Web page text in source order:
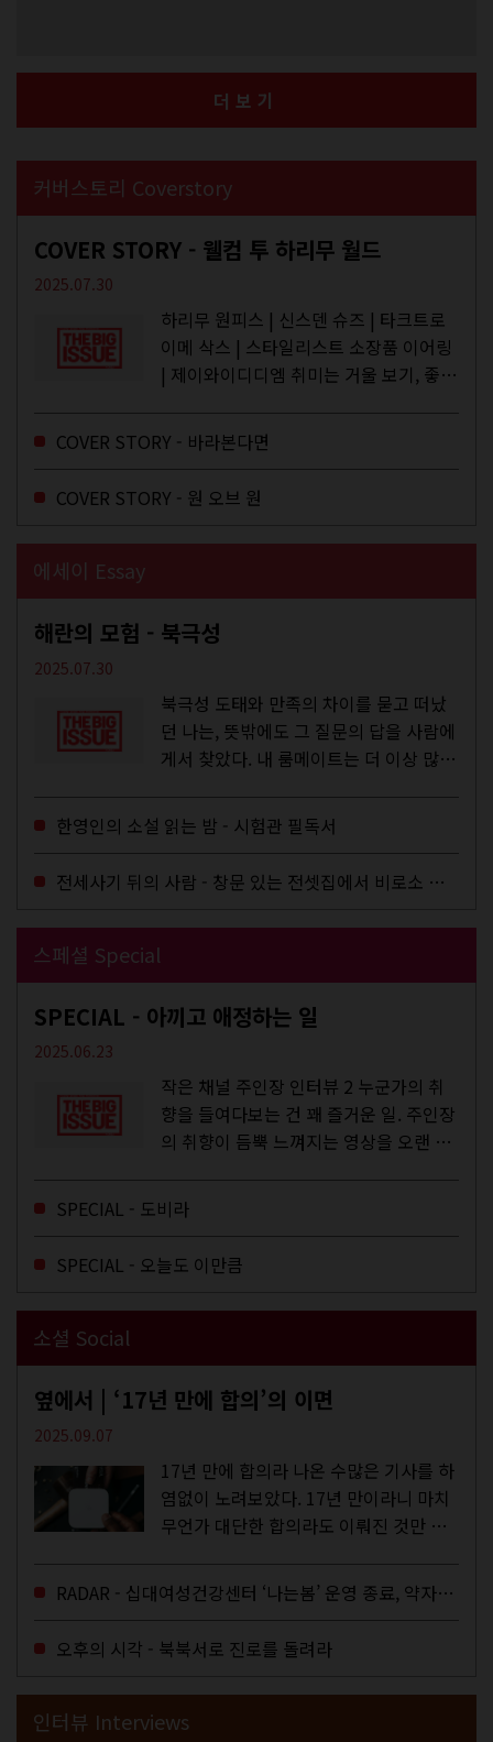
더보기
커버스토리 Coverstory
COVER STORY - 웰컴 투 하리무 월드
2025.07.30
하리무 원피스 | 신스덴 슈즈 | 타크트로
이메 삭스 | 스타일리스트 소장품 이어링
| 제이와이디디엠 취미는 거울 보기, 좋아
주와...
COVER STORY - 바라본다면
COVER STORY - 원 오브 원
에세이 Essay
해란의 모험 - 북극성
2025.07.30
북극성 도태와 만족의 차이를 묻고 떠났
던 나는, 뜻밖에도 그 질문의 답을 사람에
게서 찾았다. 내 룸메이트는 더 이상 많은
한영인의 소설 읽는 밤 - 시험관 필독서
전세사기 뒤의 사람 - 창문 있는 전셋집에서 비로소 겨울 이불을 샀다
스페셜 Special
SPECIAL - 아끼고 애정하는 일
2025.06.23
작은 채널 주인장 인터뷰 2 누군가의 취
향을 들여다보는 건 꽤 즐거운 일. 주인장
의 취향이 듬뿍 느껴지는 영상을 오랜 시
에 스며드는 경험을 하기도 한다. 좀처럼
듣지 않던 장르의 노래를...
SPECIAL - 도비라
SPECIAL - 오늘도 이만큼
소셜 Social
옆에서 | ‘17년 만에 합의’의 이면
2025.09.07
17년 만에 합의라 나온 수많은 기사를 하
염없이 노려보았다. 17년 만이라니 마치
무언가 대단한 합의라도 이뤄진 것만 같
을 결정하는 심의기구인 최저임금위원회
에 대한 소식을 전하는 기사였는데,...
RADAR - 십대여성건강센터 ‘나는봄’ 운영 종료, 약자로부터 멀어지는 도시
오후의 시각 - 북북서로 진로를 돌려라
인터뷰 Interviews